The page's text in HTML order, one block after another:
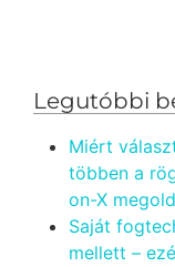
Legutóbbi
Miért
többen a
on-X
Saját
mellett –